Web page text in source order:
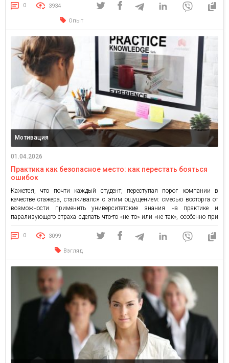
воздействие, а внутренний импульс человека к действию. Этот импульс
может быть направлен на разные объекты: кто-то […]
0 3934
Опыт
Мотивация
01.04.2026
Практика как безопасное место: как перестать бояться
ошибок
Кажется, что почти каждый студент, переступая порог компании в
качестве стажера, сталкивался с этим ощущением: смесью восторга от
возможности применить университетские знания на практике и
парализующего страха сделать что-то «не то» или «не так», особенно при
выполнении простых задач. Лично я, придя на практику, почувствовала
именно это. Согласно исследованию Mental Health America (2024),
0 3099
Взгляд